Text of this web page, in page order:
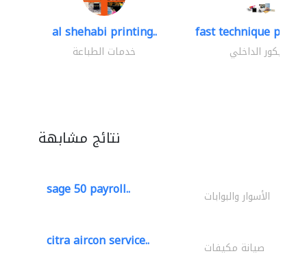
al shehabi printing..
خدمات الطباعة
fast technique pre-
الديكور الداخلي
نتائج مشابهة
sage 50 payroll.. الأسوار والبوابات
citra aircon service.. صيانة مكيفات